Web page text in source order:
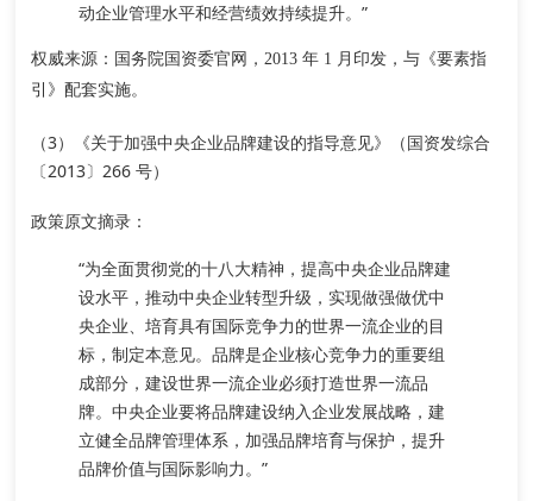
动企业管理水平和经营绩效持续提升。”
权威来源 ：国务院国资委官网，2013 年 1 月印发，与《要素指
引》配套实施。
（3）《关于加强中央企业品牌建设的指导意见》（国资发综合
〔2013〕266 号）
政策原文摘录 ：
“为全面贯彻党的十八大精神，提高中央企业品牌建
设水平，推动中央企业转型升级，实现做强做优中
央企业、培育具有国际竞争力的世界一流企业的目
标，制定本意见。品牌是企业核心竞争力的重要组
成部分，建设世界一流企业必须打造世界一流品
牌。中央企业要将品牌建设纳入企业发展战略，建
立健全品牌管理体系，加强品牌培育与保护，提升
品牌价值与国际影响力。”